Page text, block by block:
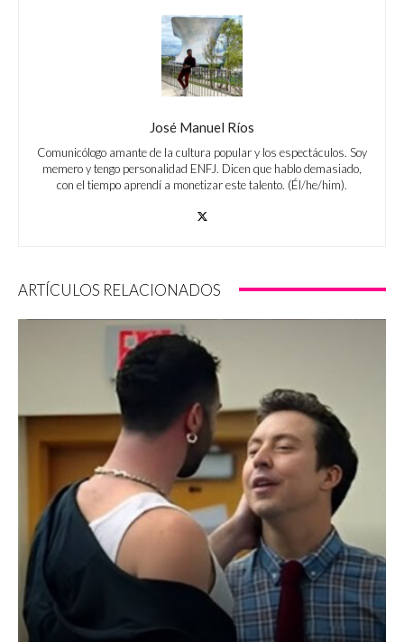
José Manuel Ríos
Comunicólogo amante de la cultura popular y los espectáculos. Soy
memero y tengo personalidad ENFJ. Dicen que hablo demasiado,
con el tiempo aprendí a monetizar este talento. (Él/he/him).
ARTÍCULOS RELACIONADOS